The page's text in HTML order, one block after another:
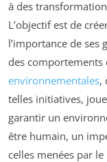
à des
L’objectif est de
l’importance de ses
des comportements
environnementales,
telles initiatives,
garantir un
être humain, un
celles menées par